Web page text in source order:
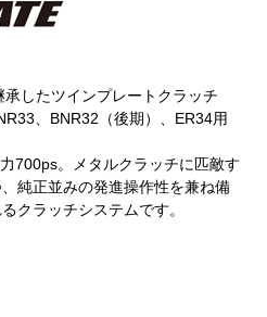
したツインプレートクラッチ
、BNR32（後期）、ER34用
700ps。メタルクラッチに匹敵す
純正並みの発進操作性を兼ね備
クラッチシステムです。